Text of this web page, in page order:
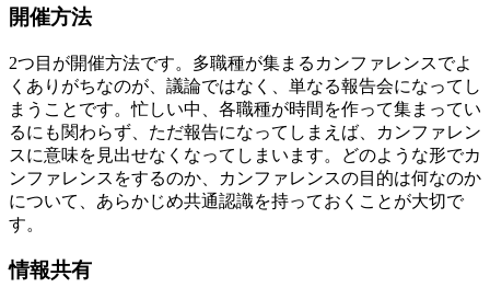
開催方法
2つ目が開催方法です。多職種が集まるカンファレンスでよ
くありがちなのが、議論ではなく、単なる報告会になってし
まうことです。忙しい中、各職種が時間を作って集まってい
るにも関わらず、ただ報告になってしまえば、カンファレン
スに意味を見出せなくなってしまいます。どのような形でカ
ンファレンスをするのか、カンファレンスの目的は何なのか
について、あらかじめ共通認識を持っておくことが大切で
す。
情報共有